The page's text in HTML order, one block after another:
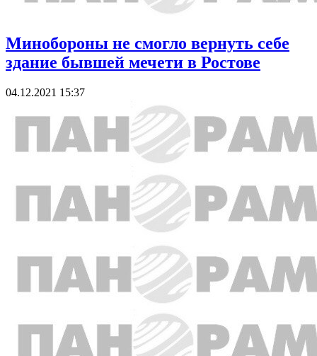
Минобороны не смогло вернуть себе
здание бывшей мечети в Ростове
04.12.2021 15:37